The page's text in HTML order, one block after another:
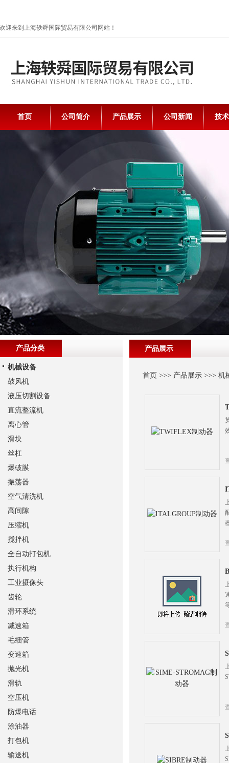
欢迎来到上海轶舜国际贸易有限公司网站！
首页 公司简介 产品展示 公司新闻 技
产品展示
首页 >>> 产品展示 >>>机
产品分类
机械设备
鼓风机
液压切割设备
直流整流机
离心管
滑块
丝杠
爆破膜
振荡器
空气清洗机
高间隙
压缩机
搅拌机
全自动打包机
执行机构
工业摄像头
齿轮
滑环系统
减速箱
毛细管
变速箱
抛光机
滑轨
空压机
防爆电话
涂油器
打包机
输送机